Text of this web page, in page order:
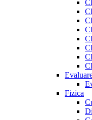
Fizica